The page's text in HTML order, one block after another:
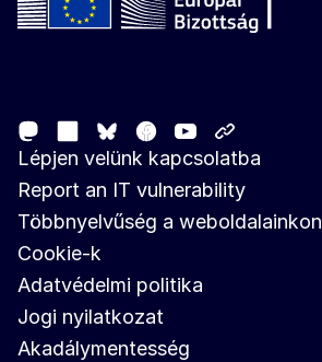
MastodonLinkedIn
Bluesky
Facebook
Youtube
Lépjen velünk kapcsolatba
Report an IT vulnerability
Többnyelvűség a weboldalainkon
Cookie-k
Adatvédelmi politika
Jogi nyilatkozat
Akadálymentesség